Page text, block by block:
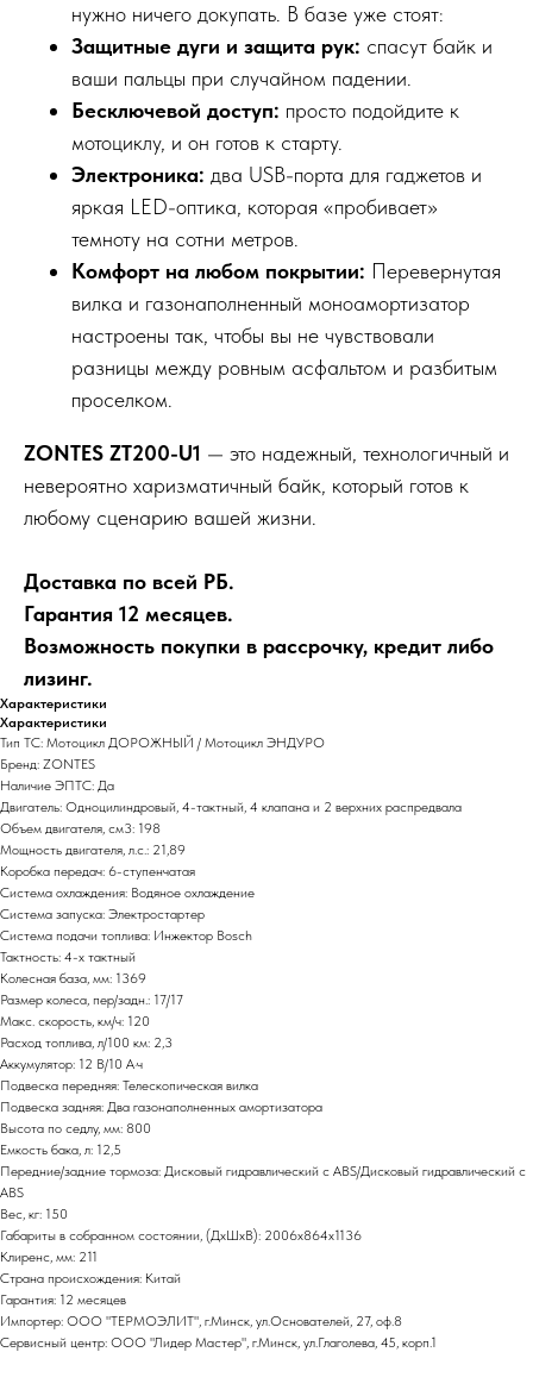
нужно ничего докупать. В базе уже стоят:
Защитные дуги и защита рук: спасут байк и
ваши пальцы при случайном падении.
Бесключевой доступ: просто подойдите к
мотоциклу, и он готов к старту.
Электроника: два USB-порта для гаджетов и
яркая LED-оптика, которая «пробивает»
темноту на сотни метров.
Комфорт на любом покрытии: Перевернутая
вилка и газонаполненный моноамортизатор
настроены так, чтобы вы не чувствовали
разницы между ровным асфальтом и разбитым
проселком.
ZONTES ZT200-U1 — это надежный, технологичный и
невероятно харизматичный байк, который готов к
любому сценарию вашей жизни.
Доставка по всей РБ.
Гарантия 12 месяцев.
Возможность покупки в рассрочку, кредит либо
лизинг.
Характеристики
Характеристики
Тип ТС: Мотоцикл ДОРОЖНЫЙ / Мотоцикл ЭНДУРО
Бренд: ZONTES
Наличие ЭПТС: Да
Двигатель: Одноцилиндровый, 4-тактный, 4 клапана и 2 верхних распредвала
Объем двигателя, см3: 198
Мощность двигателя, л.с.: 21,89
Коробка передач: 6-ступенчатая
Система охлаждения: Водяное охлаждение
Система запуска: Электростартер
Система подачи топлива: Инжектор Bosch
Тактность: 4-x тактный
Колесная база, мм: 1369
Размер колеса, пер/задн.: 17/17
Макс. скорость, км/ч: 120
Расход топлива, л/100 км: 2,3
Аккумулятор: 12 В/10 А·ч
Подвеска передняя: Телескопическая вилка
Подвеска задняя: Два газонаполненных амортизатора
Высота по седлу, мм: 800
Емкость бака, л: 12,5
Передние/задние тормоза: Дисковый гидравлический с ABS/Дисковый гидравлический с
ABS
Вес, кг: 150
Габариты в собранном состоянии, (ДхШхВ): 2006х864х1136
Клиренс, мм: 211
Страна происхождения: Китай
Гарантия: 12 месяцев
Импортер: ООО "ТЕРМОЭЛИТ", г.Минск, ул.Основателей, 27, оф.8
Сервисный центр: ООО "Лидер Мастер", г.Минск, ул.Глаголева, 45, корп.1